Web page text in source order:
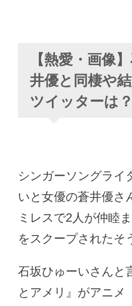
【熱愛・画像
井優と同棲や
ツイッターは？
シンガーソングライ
いと女優の蒼井優さ
ミレスで2人が仲睦
をスクープされたそ
石坂ひゅーいさんと
とアメリ』がアニメ